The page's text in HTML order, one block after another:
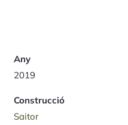
Any
2019
Construcció
Saitor